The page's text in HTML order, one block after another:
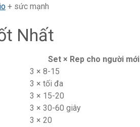
+ sức mạnh
Nhất
Set × Rep cho người mới
3 × 8-15
3 × tối đa
3 × 15-20
3 × 30-60 giây
3 × 20